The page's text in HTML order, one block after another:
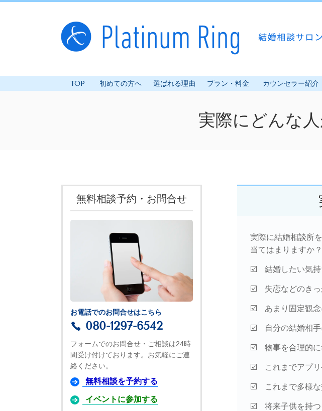
TOP 初めての方へ 選ばれる理由 プラン・料金 カウンセラー紹介
実際にどんな
実際に結婚相談所
当てはまりますか？
☑️ 結婚したい気持
☑️ 失恋などのきっ
☑️ あまり固定観念
☑️ 自分の結婚相手
☑️ 物事を合理的に
☑️ これまでアプリ
☑️ これまで多様な
☑️ 将来子供を持つ
無料相談予約・お問合せ
お電話でのお問合せはこちら
080-1297-6542
フォームでのお問合せ・ご相談は24時
間受け付けております。お気軽にご連
絡ください。
無料相談を予約する
イベントに参加する